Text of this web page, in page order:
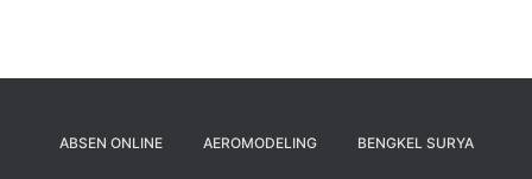
ABSEN ONLINE AEROMODELING BENGKEL SURYA